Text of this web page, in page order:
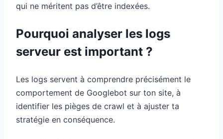
qui ne méritent pas d’être indexées.
Pourquoi analyser les logs
serveur est important ?
Les logs servent à comprendre précisément le
comportement de Googlebot sur ton site, à
identifier les pièges de crawl et à ajuster ta
stratégie en conséquence.